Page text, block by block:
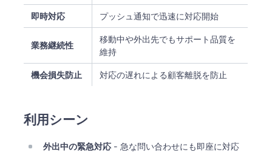
即時対応 プッシュ通知で迅速に対応開始
業務継続性
移動中や外出先でもサポート品質を
維持
機会損失防止 対応の遅れによる顧客離脱を防止
利用シーン
外出中の緊急対応 - 急な問い合わせにも即座に対応